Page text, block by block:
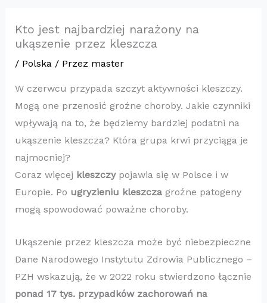
Kto jest najbardziej narażony na
ukąszenie przez kleszcza
/ Polska/ Przez master
W czerwcu przypada szczyt aktywności kleszczy.
Mogą one przenosić groźne choroby. Jakie czynniki
wpływają na to, że będziemy bardziej podatni na
ukąszenie kleszcza? Która grupa krwi przyciąga je
najmocniej?
Coraz więcej kleszczypojawia się w Polsce i w
Europie. Po ugryzieniu kleszcza groźne patogeny
mogą spowodować poważne choroby.
Ukąszenie przez kleszcza może być niebezpieczne
Dane Narodowego Instytutu Zdrowia Publicznego –
PZH wskazują, że w 2022 roku stwierdzono łącznie
ponad 17 tys. przypadków zachorowań na